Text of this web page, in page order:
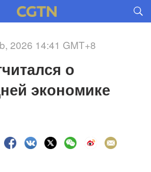
2026 14:41 GMT+8
о
экономике